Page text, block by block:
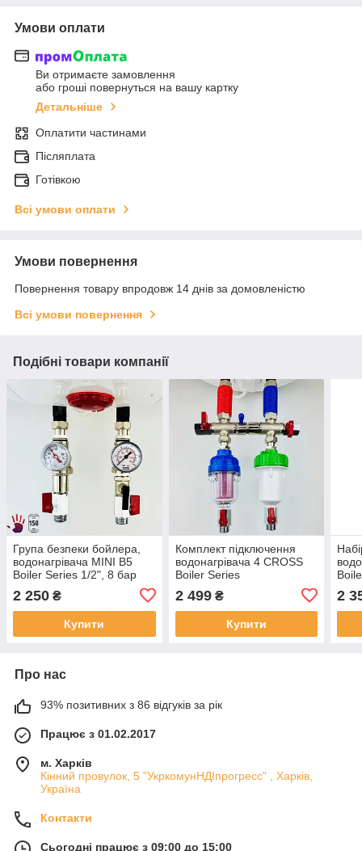
Умови оплати
Ви отримаєте замовлення
або гроші повернуться на вашу картку
Детальніше
Оплатити частинами
Післяплата
Готівкою
Всі умови оплати
Умови повернення
Повернення товару впродовж 14 днів за домовленістю
Всі умови повернення
Подібні товари компанії
Група безпеки бойлера,
водонагрівача MINI B5
Boiler Series 1/2", 8 бар
2 250 ₴
Купити
Комплект підключення
водонагрівача 4 CROSS
Boiler Series
2 499₴
Купити
2
Про нас
93% позитивних з 86 відгуків за рік
Працює з 01.02.2017
м. Харків
Кінний провулок, 5 "УкркомунНДІпрогресс" , Харків,
Україна
Контакти
Сьогодні працює з 09:00 до 15:00